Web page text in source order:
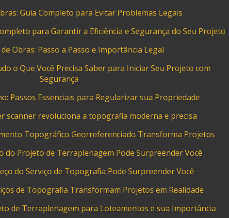
Guia Completo para Evitar Problemas Legais
para Garantir a Eficiência e Segurança do Seu Projeto
Obras: Passo a Passo e Importância Legal
o Que Você Precisa Saber para Iniciar Seu Projeto com
Segurança
Passos Essenciais para Regularizar sua Propriedade
scanner revoluciona a topografia moderna e precisa
Topográfico Georreferenciado Transforma Projetos
do Projeto de Terraplenagem Pode Surpreender Você
do Serviço de Topografia Pode Surpreender Você
de Topografia Transformam Projetos em Realidade
de Terraplenagem para Loteamentos e sua Importância